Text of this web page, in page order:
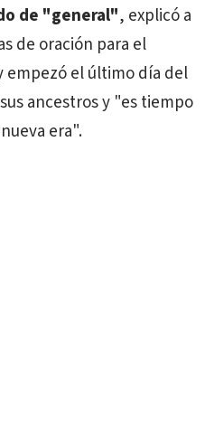
de "general", explicó a
de oración para el
empezó el último día del
ancestros y "es tiempo
era".